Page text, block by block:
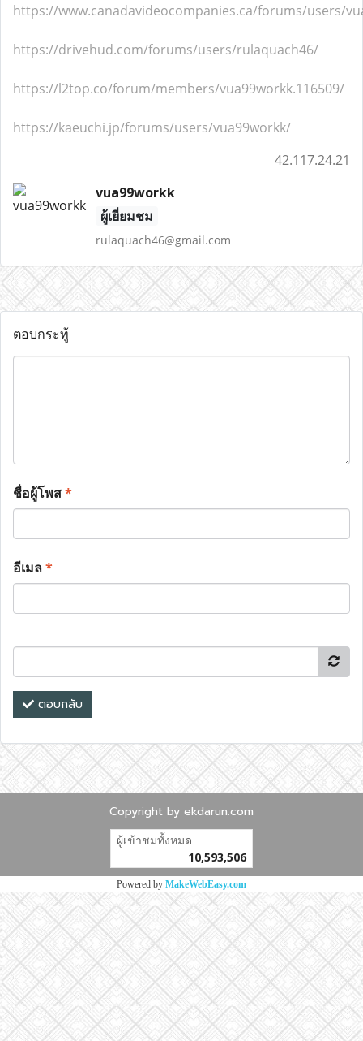
https://www.canadavideocompanies.ca/forums/users/
https://drivehud.com/forums/users/rulaquach46/
https://l2top.co/forum/members/vua99workk.116509/
https://kaeuchi.jp/forums/users/vua99workk/
42.117.24.21
vua99workk
ผู้เยี่ยมชม
rulaquach46@gmail.com
ตอบกระทู้
ชื่อผู้โพส*
อีเมล*
ตอบกลับ
Copyright by ekdarun.com
ผู้เข้าชมทั้งหมด
10,593,506
Powered by MakeWebEasy.com